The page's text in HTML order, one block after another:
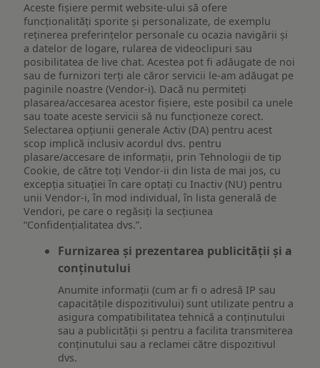
Aceste fișiere permit website-ului să ofere
funcționalități sporite și personalizate, de exemplu
reţinerea preferinţelor personale cu ocazia navigării și
a datelor de logare, rularea de videoclipuri sau
posibilitatea de live chat. Acestea pot fi adăugate de noi
sau de furnizori terți ale căror servicii le-am adăugat pe
paginile noastre (Vendor-i). Dacă nu permiteți
plasarea/accesarea acestor fișiere, este posibil ca unele
sau toate aceste servicii să nu funcționeze corect.
Selectarea opțiunii generale Activ (DA) pentru acest
scop implică inclusiv acordul dvs. pentru
plasare/accesare de informații, prin Tehnologii de tip
Cookie, de către toți Vendor-ii din lista de mai jos, cu
excepția situației în care optați cu Inactiv (NU) pentru
unii Vendor-i, în mod individual, în lista generală de
Vendori, pe care o regăsiți la secțiunea
“Confidențialitatea dvs.”.
Furnizarea și prezentarea publicității și a
conținutului
Anumite informații (cum ar fi o adresă IP sau
capacitățile dispozitivului) sunt utilizate pentru a
asigura compatibilitatea tehnică a conținutului
sau a publicității și pentru a facilita transmiterea
conținutului sau a reclamei către dispozitivul
dvs.